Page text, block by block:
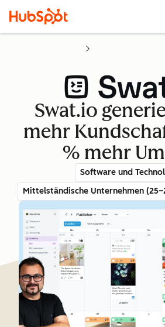
Swat.io
mehr
% mehr
Software und
Mittelständische Unternehmen